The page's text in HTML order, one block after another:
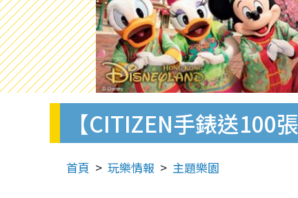
【CITIZEN手錶送100
首頁 玩樂情報 主題樂園